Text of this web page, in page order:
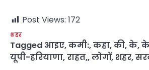
Post Views: 172
शहर
Tagged आइए,कमी:,कहा,की,के,
यूपी-हरियाणा,राहत,,लोगों, शहर,